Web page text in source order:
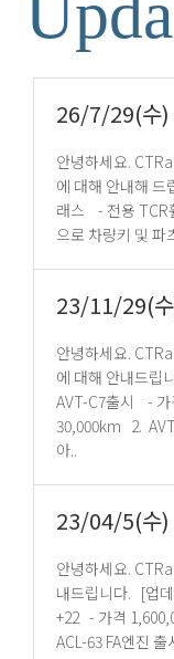
26/7/29(수)
안녕하세요. CTRacer 입니다. 금주 정기점검시 추가된 내역
에 대해 안내해 드립니다. 1. AVT-GT, 전용
래스 - 전용 TCR휠, TCR윙, TCR후드 출시 - AVT-GT 티켓
23/11/29(수
안녕하세요. CTRacer 입니다. 금주 정기점검시 변경된내역
에 대해 안내드립니다. [변경 내역] 1. 신규 A클
AVT-C7출시 - 가격 5,000,000 시티 - 주행거리 제한
30,000km 2. AVT-C7전용 파워업, 드레스업, 드라이빙업
아..
23/04/5(수)
안녕하세요. CTRacer 입니다. 금주 업데이트 사항에 대해 안
내드립니다. [업데이트 내역] 1. ACL-63 SH엔진 출시 - 토크
+22 - 가격 1,600,000 CT - 상점에서 구매 할 수 있습니다. 2.